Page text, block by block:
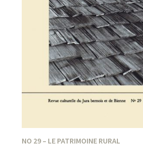
NO 29 – LE PATRIMOINE RURAL